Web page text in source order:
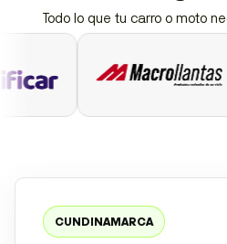
Todo lo que tu carro o moto
CUNDINAMARCA